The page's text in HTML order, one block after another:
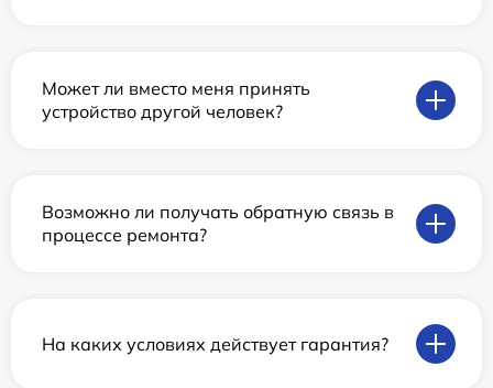
Может ли вместо меня принять
устройство другой человек?
Возможно ли получать обратную связь в
процессе ремонта?
На каких условиях действует гарантия?